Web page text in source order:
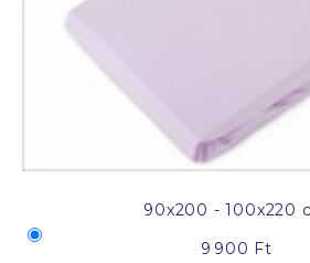
90x200 - 100x220
9 900 Ft